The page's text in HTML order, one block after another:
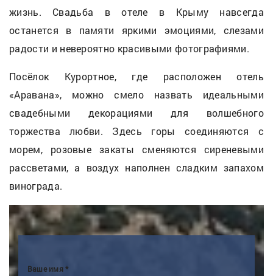
жизнь. Свадьба в отеле в Крыму навсегда
останется в памяти яркими эмоциями, слезами
радости и невероятно красивыми фотографиями.
Посёлок Курортное, где расположен отель
«Аравана», можно смело назвать идеальными
свадебными декорациями для волшебного
торжества любви. Здесь горы соединяются с
морем, розовые закаты сменяются сиреневыми
рассветами, а воздух наполнен сладким запахом
винограда.
Ваше имя